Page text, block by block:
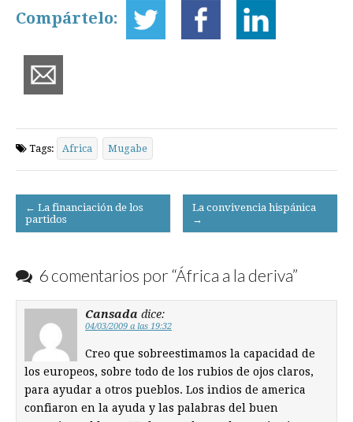
Compártelo:
Tags: Africa Mugabe
Post
navigation
← La financiación de los
partidos
La convivencia hispánica
→
6 comentarios por “África a la deriva”
Cansada dice:
04/03/2009 a las 19:32
Creo que sobreestimamos la capacidad de
los europeos, sobre todo de los rubios de ojos claros,
para ayudar a otros pueblos. Los indios de america
confiaron en la ayuda y las palabras del buen